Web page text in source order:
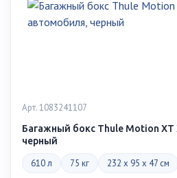
Арт. 1083241107
Багажный бокс Thule Motion XT
черный
610 л 75 кг 232 x 95 x 47 см